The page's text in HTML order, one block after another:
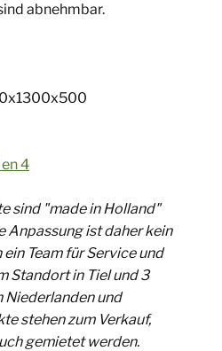
abnehmbar.
en 4
sind "made in Holland"
Anpassung ist daher kein
Team für Service und
Standort in Tiel und 3
Niederlanden und
stehen zum Verkauf,
gemietet werden.